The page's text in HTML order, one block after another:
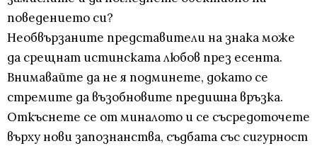
поведението си?
Необвързаните представители на знака може
да срещнат истинската любов през есента.
Внимавайте да не я подминете, докато се
стремите да възобновите предишна връзка.
Откъснете се от миналото и се съсредоточете
върху нови запознанства, съдбата със сигурност